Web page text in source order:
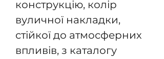
конструкцію, колір
вуличної накладки,
стійкої до атмосферних
впливів, з каталогу